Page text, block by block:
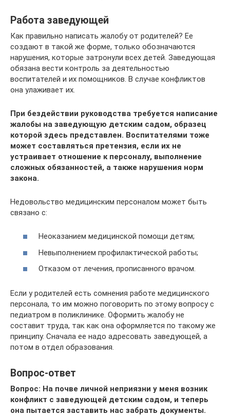
Работа заведующей
Как правильно написать жалобу от родителей? Ее
создают в такой же форме, только обозначаются
нарушения, которые затронули всех детей. Заведующая
обязана вести контроль за деятельностью
воспитателей и их помощников. В случае конфликтов
она улаживает их.
При бездействии руководства требуется написание
жалобы на заведующую детским садом, образец
которой здесь представлен. Воспитателями тоже
может составляться претензия, если их не
устраивает отношение к персоналу, выполнение
сложных обязанностей, а также нарушения норм
закона.
Недовольство медицинским персоналом может быть
связано с:
Неоказанием медицинской помощи детям;
Невыполнением профилактической работы;
Отказом от лечения, прописанного врачом.
Если у родителей есть сомнения работе медицинского
персонала, то им можно поговорить по этому вопросу с
педиатром в поликлинике. Оформить жалобу не
составит труда, так как она оформляется по такому же
принципу. Сначала ее надо адресовать заведующей, а
потом в отдел образования.
Вопрос-ответ
Вопрос: На почве личной неприязни у меня возник
конфликт с заведующей детским садом, и теперь
она пытается заставить нас забрать документы.